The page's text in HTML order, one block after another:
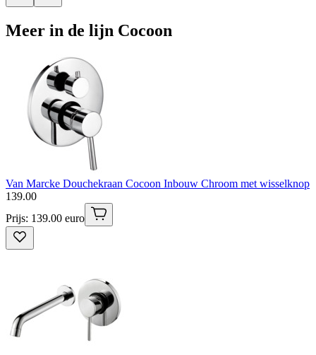
Meer in de lijn Cocoon
Van Marcke Douchekraan Cocoon Inbouw Chroom met wisselknop
139.00
Prijs: 139.00 euro